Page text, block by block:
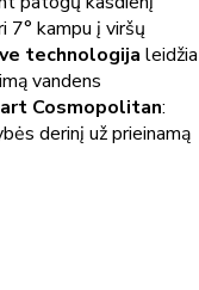
7° kampu į viršų
technologija leidžia
vandens
Cosmopolitan:
derinį už prieinamą